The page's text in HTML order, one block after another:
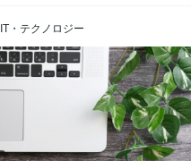
IT・テクノロジー